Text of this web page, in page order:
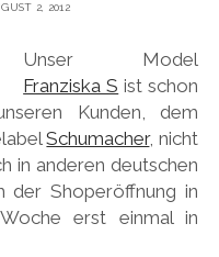
2, 2012
Unser Model
Franziska S ist schon
Kunden, dem
Schumacher, nicht
in anderen deutschen
der Shoperöffnung in
erst einmal in